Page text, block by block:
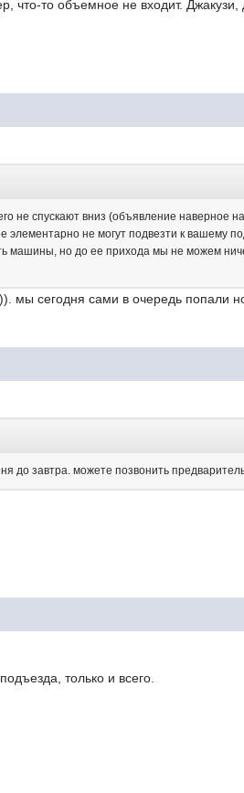
что-то объемное не входит.
не спускают вниз (объявление наверное
не могут подвезти к вашему
машины, но до ее прихода мы не можем
мы сегодня сами в очередь попали
до завтра. можете позвонить
только и всего.